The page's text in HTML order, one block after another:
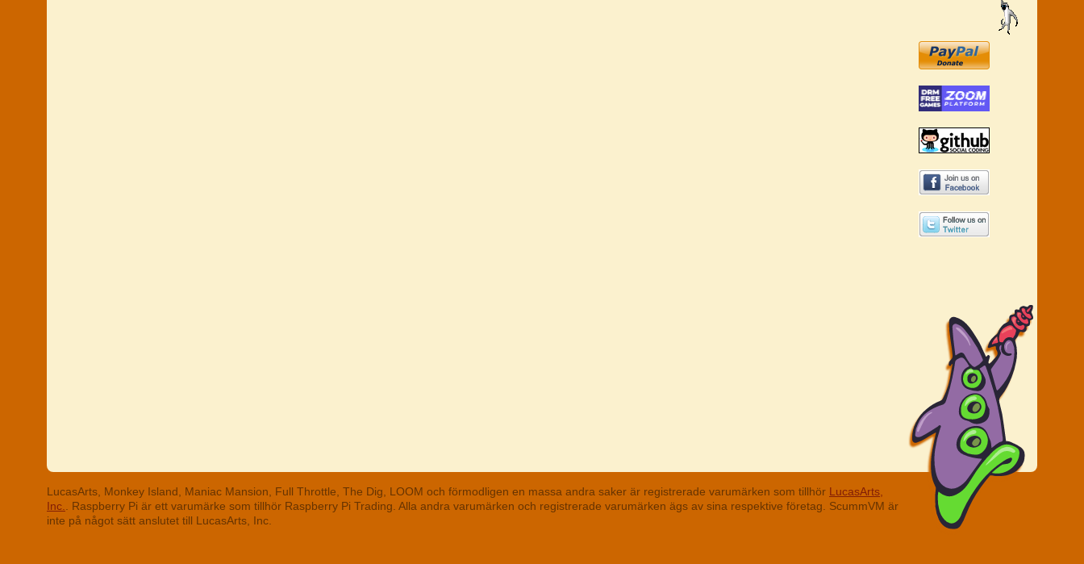
LucasArts, Monkey Island, Maniac Mansion, Full Throttle, The Dig, LOOM och förmodligen en massa andra saker är registrerade varumärken som tillhör LucasArts,
Inc.
. Raspberry Pi är ett varumärke som tillhör Raspberry Pi Trading. Alla andra varumärken och registrerade varumärken ägs av sina respektive företag. ScummVM är
inte på något sätt anslutet till LucasArts, Inc.